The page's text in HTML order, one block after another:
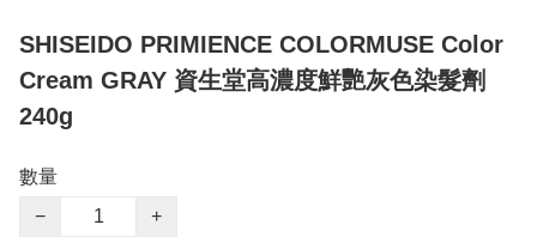
SHISEIDO PRIMIENCE COLORMUSE Color
Cream GRAY 資生堂高濃度鮮艷灰色染髮劑
240g
數量
−
+